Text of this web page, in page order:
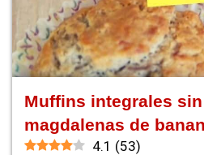
Muffins integrales
magdalenas de
4.1 (53)